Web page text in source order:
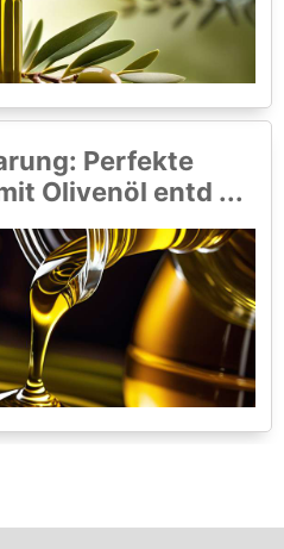
Perfekte
Olivenöl entd ...